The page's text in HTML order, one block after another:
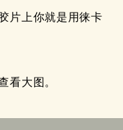
片上你就是用徕卡
看大图。